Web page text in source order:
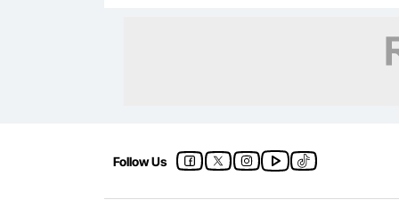
Follow Us